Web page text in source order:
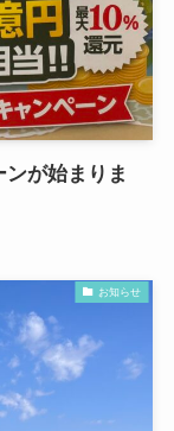
が始まりま
お知らせ